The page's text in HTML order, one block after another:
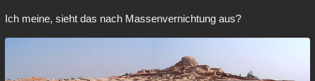
Ich meine, sieht das nach Massenvernichtung aus?